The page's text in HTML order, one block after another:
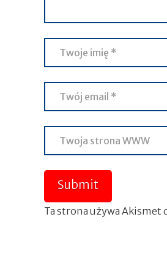
Submit
Ta strona używa Akismet